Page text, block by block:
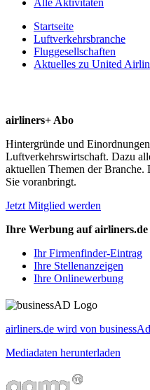
Startseite
Luftverkehrsbranche
Fluggesellschaften
Aktuelles zu United
airliners+ Abo
Hintergründe und
Luftverkehrswirtschaft. Dazu
aktuellen Themen der
Sie voranbringt.
Jetzt Mitglied werden
Ihre Werbung auf airliners.de
Ihr Firmenfinder-Eintrag
Ihre Stellenanzeigen
Ihre Onlinewerbung
airliners.de wird von
Mediadaten herunterladen